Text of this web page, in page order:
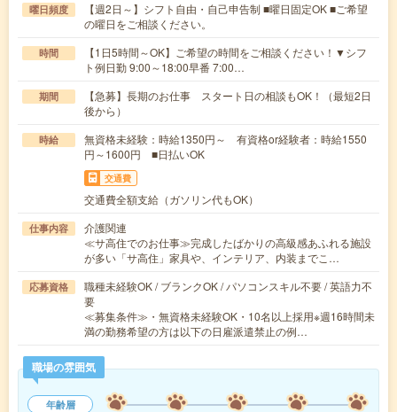
曜日頻度
【週2日～】シフト自由・自己申告制 ■曜日固定OK ■ご希望
の曜日をご相談ください。
時間
【1日5時間～OK】ご希望の時間をご相談ください！▼シフ
ト例日勤 9:00～18:00早番 7:00…
期間
【急募】長期のお仕事 スタート日の相談もOK！（最短2日
後から）
時給
無資格未経験：時給1350円～ 有資格or経験者：時給1550
円～1600円 ■日払いOK
交通費
交通費全額支給（ガソリン代もOK）
仕事内容
介護関連
≪サ高住でのお仕事≫完成したばかりの高級感あふれる施設
が多い「サ高住」家具や、インテリア、内装までこ…
応募資格
職種未経験OK / ブランクOK / パソコンスキル不要 / 英語力不
要
≪募集条件≫・無資格未経験OK・10名以上採用※週16時間未
満の勤務希望の方は以下の日雇派遣禁止の例…
職場の雰囲気
年齢層